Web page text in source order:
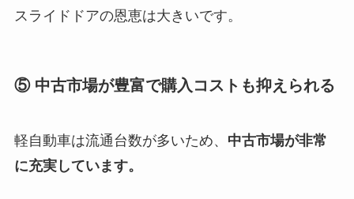
スライドドアの恩恵は大きいです。
⑤ 中古市場が豊富で購入コストも抑えられる
軽自動車は流通台数が多いため、 中古市場が非常
に充実しています。